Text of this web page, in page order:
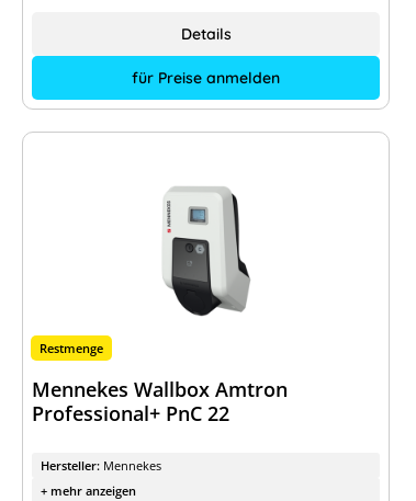
für Preise anmelden
Details
Restmenge
Mennekes Wallbox Amtron
Professional+ PnC 22
Hersteller: Mennekes
+ mehr anzeigen